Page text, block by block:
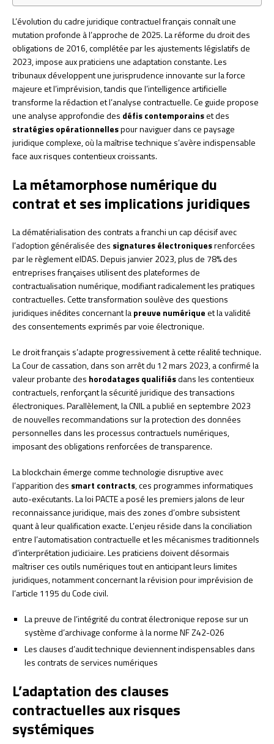
L’évolution du cadre juridique contractuel français connaît une
mutation profonde à l’approche de 2025. La réforme du droit des
obligations de 2016, complétée par les ajustements législatifs de
2023, impose aux praticiens une adaptation constante. Les
tribunaux développent une jurisprudence innovante sur la force
majeure et l’imprévision, tandis que l’intelligence artificielle
transforme la rédaction et l’analyse contractuelle. Ce guide propose
une analyse approfondie des défis contemporainset des
stratégies opérationnellespour naviguer dans ce paysage
juridique complexe, où la maîtrise technique s’avère indispensable
face aux risques contentieux croissants.
La métamorphose numérique du
contrat et ses implications juridiques
La dématérialisation des contrats a franchi un cap décisif avec
l’adoption généralisée des signatures électroniquesrenforcées
par le règlement eIDAS. Depuis janvier 2023, plus de 78% des
entreprises françaises utilisent des plateformes de
contractualisation numérique, modifiant radicalement les pratiques
contractuelles. Cette transformation soulève des questions
juridiques inédites concernant lapreuve numériqueet la validité
des consentements exprimés par voie électronique.
Le droit français s’adapte progressivement à cette réalité technique.
La Cour de cassation, dans son arrêt du 12 mars 2023, a confirmé la
valeur probante des horodatages qualifiésdans les contentieux
contractuels, renforçant la sécurité juridique des transactions
électroniques. Parallèlement, la CNIL a publié en septembre 2023
de nouvelles recommandations sur la protection des données
personnelles dans les processus contractuels numériques,
imposant des obligations renforcées de transparence.
La blockchain émerge comme technologie disruptive avec
l’apparition des smart contracts, ces programmes informatiques
auto-exécutants. La loi PACTE a posé les premiers jalons de leur
reconnaissance juridique, mais des zones d’ombre subsistent
quant à leur qualification exacte. L’enjeu réside dans la conciliation
entre l’automatisation contractuelle et les mécanismes traditionnels
d’interprétation judiciaire. Les praticiens doivent désormais
maîtriser ces outils numériques tout en anticipant leurs limites
juridiques, notamment concernant la révision pour imprévision de
l’article 1195 du Code civil.
La preuve de l’intégrité du contrat électronique repose sur un
système d’archivage conforme à la norme NF Z42-026
Les clauses d’audit technique deviennent indispensables dans
les contrats de services numériques
L’adaptation des clauses
contractuelles aux risques
systémiques